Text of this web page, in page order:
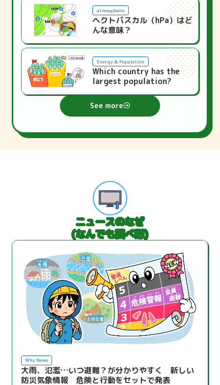
ヘクトパスカル（hPa）はど
んな意味？
atmosphere
Which country has the
largest population?
Energy & Population
See more
ニュースのなぜ
(なんでも調べ隊)
Why News
大雨、氾濫…いつ避難？が分かりやすく 新しい
防災気象情報 危険と行動をセットで発表